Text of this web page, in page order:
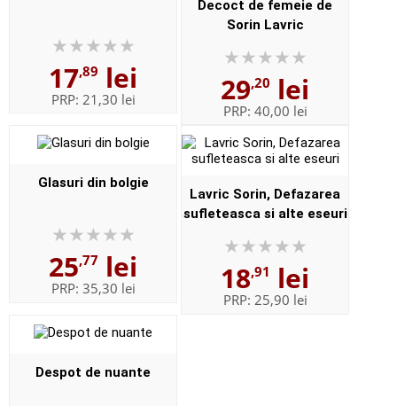
17,89 lei
PRP: 21,30 lei
Decoct de femeie de
Sorin Lavric
29,20 lei
PRP: 40,00 lei
Glasuri din bolgie
25,77 lei
PRP: 35,30 lei
Lavric Sorin, Defazarea
sufleteasca si alte eseuri
18,91 lei
PRP: 25,90 lei
Despot de nuante